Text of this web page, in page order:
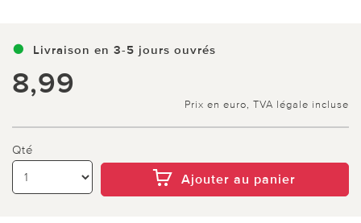
Livraison en 3-5 jours ouvrés
8,99
Prix en euro, TVA légale incluse
Qté
Ajouter au panier